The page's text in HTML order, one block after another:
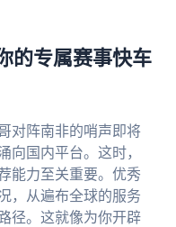
的专属赛事快车
对阵南非的哨声即将
向国内平台。这时，
能力至关重要。优秀
，从遍布全球的服务
径。这就像为你开辟